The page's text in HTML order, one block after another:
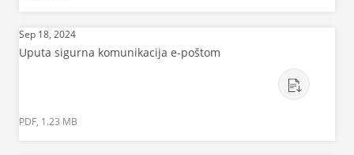
Sep 18, 2024
Uputa sigurna komunikacija e-poštom
PDF, 1.23 MB